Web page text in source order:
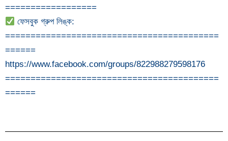
==================
ফেসবুক গ্রুপ লিঙ্ক:
==========================================
======
https://www.facebook.com/groups/822988279598176
==========================================
======